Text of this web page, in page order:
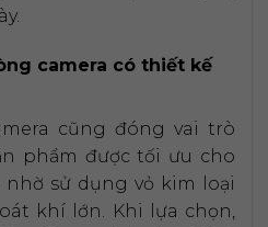
camera có thiết kế
cũng đóng vai trò
phẩm được tối ưu cho
sử dụng vỏ kim loại
khí lớn. Khi lựa chọn,